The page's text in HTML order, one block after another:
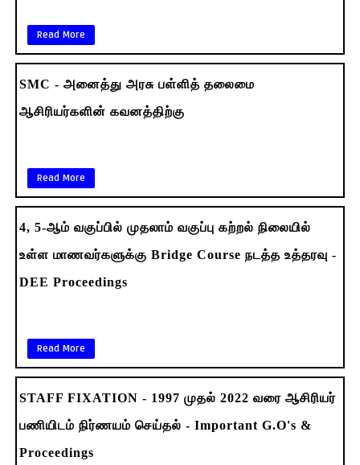
Read More
SMC - அனைத்து அரசு பள்ளித் தலைமை
ஆசிரியர்களின் கவனத்திற்கு
Read More
4, 5-ஆம் வகுப்பில் முதலாம் வகுப்பு கற்றல் நிலையில்
உள்ள மாணவர்களுக்கு Bridge Course நடத்த உத்தரவு -
DEE Proceedings
Read More
STAFF FIXATION - 1997 முதல் 2022 வரை ஆசிரியர்
பணியிடம் நிர்ணயம் செய்தல் - Important G.O's &
Proceedings